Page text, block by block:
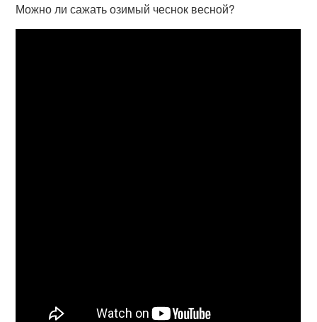
Можно ли сажать озимый чеснок весной?